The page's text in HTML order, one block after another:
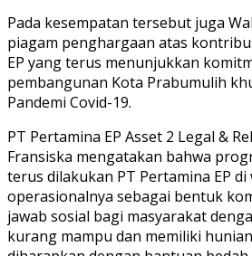
Pada kesempatan tersebut juga
piagam penghargaan atas
EP yang terus menunjukkan
pembangunan Kota Prabumulih
Pandemi Covid-19.
PT Pertamina EP Asset 2 Legal &
Fransiska mengatakan bahwa
terus dilakukan PT Pertamina EP di
operasionalnya sebagai bentuk
jawab sosial bagi masyarakat
kurang mampu dan memiliki